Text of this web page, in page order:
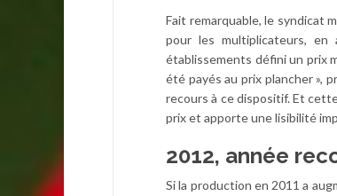
Fait remarquable, le syndicat
pour les multiplicateurs,
établissements défini un prix
été payés au prix plancher »,
recours à ce dispositif. Et
prix et apporte une lisibilité
2012, année
Si la production en 2011 a